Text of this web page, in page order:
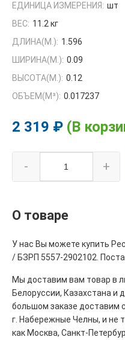
ЕДИНИЦА ИЗМЕРЕНИЯ: шт
ВЕС: 11.2 кг
ДЛИНА(М.): 1.596
ШИРИНА(М.): 0.09
ВЫСОТА(М.): 0.12
ОБЪЕМ(M³): 0.017237
2 319 ₽ (В
- +
О товаре
У нас Вы можете купить
/ БЗРП 5557-2902102.
Мы доставим вам товар в
Белоруссии, Казахстана и
большом заказе доставим
г. Набережные Челны, и не
как Москва, Санкт-